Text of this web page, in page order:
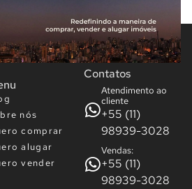
nós
comprar
alugar
vender
Contatos
Atendimento ao
cliente
+55 (11)
98939-3028
Vendas:
+55 (11)
98939-3028